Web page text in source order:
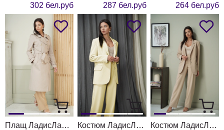
302 бел.руб
287 бел.руб
264 бел.руб
Плащ ЛадисЛайн 1586 светло-бежевый Костюм ЛадисЛайн 1585-1 лимонно-кремовый Костюм ЛадисЛайн 1585 бежевый